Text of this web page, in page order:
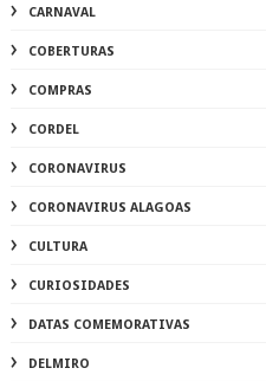
CARNAVAL
COBERTURAS
COMPRAS
CORDEL
CORONAVIRUS
CORONAVIRUS ALAGOAS
CULTURA
CURIOSIDADES
DATAS COMEMORATIVAS
DELMIRO